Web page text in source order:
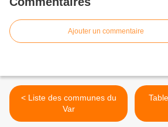
Ajouter un commentaire
< Liste des communes du
Var